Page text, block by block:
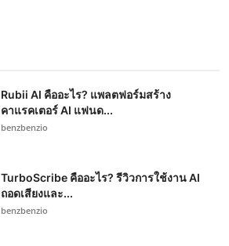
Rubii AI คืออะไร? แพลตฟอร์มสร้าง
คาแรคเตอร์ AI แฟนด...
benzbenzio
TurboScribe คืออะไร? รีวิวการใช้งาน AI
ถอดเสียงและ...
benzbenzio